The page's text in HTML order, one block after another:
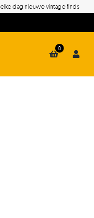
elke dag nieuwe vintage finds
0